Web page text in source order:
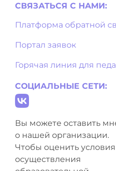
СВЯЗАТЬСЯ С НAМИ:
Платформа обратной
Портал заявок
Горячая линия для
СОЦИАЛЬНЫЕ СЕТИ:
Вы можете оставить
о нашей организации.
Чтобы оценить условия
осуществления